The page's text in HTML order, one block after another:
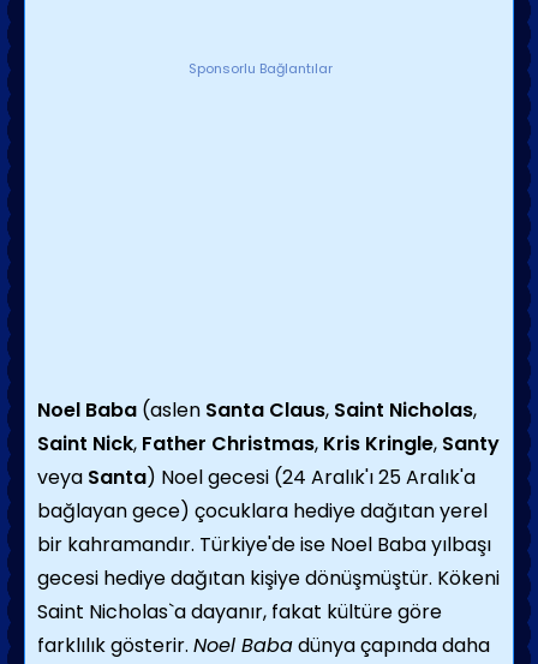
Sponsorlu Bağlantılar
Noel Baba (aslen Santa Claus, Saint Nicholas,
Saint Nick, Father Christmas, Kris Kringle, Santy
veya Santa) Noel gecesi (24 Aralık'ı 25 Aralık'a
bağlayan gece) çocuklara hediye dağıtan yerel
bir kahramandır. Türkiye'de ise Noel Baba yılbaşı
gecesi hediye dağıtan kişiye dönüşmüştür. Kökeni
Saint Nicholas`a dayanır, fakat kültüre göre
farklılık gösterir. Noel Babadünya çapında daha